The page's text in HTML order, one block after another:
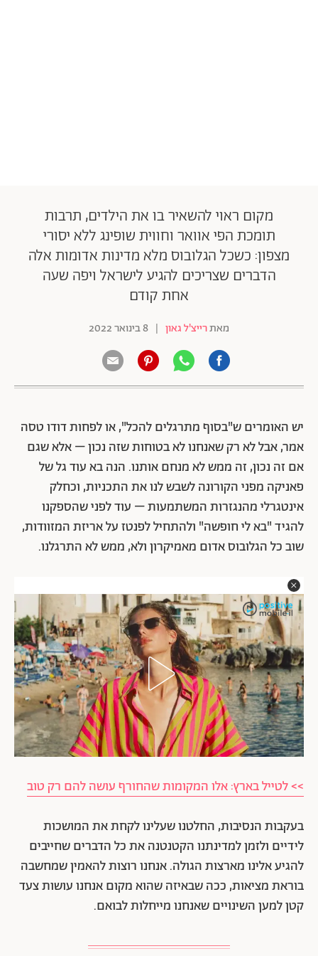
מקום ראוי להשאיר בו את הילדים, תרבות
תומכת הפי אוואר וחווית שופינג ללא יסורי
מצפון: כשכל הגלובוס מלא מדינות אדומות אלה
הדברים שצריכים להגיע לישראל ויפה שעה
אחת קודם
מאתרייצ'ל גאון | 8 בינואר 2022
יש האומרים ש"בסוף מתרגלים להכל", או לפחות דודו טסה
אמר, אבל לא רק שאנחנו לא בטוחות שזה נכון – אלא שגם
אם זה נכון, זה ממש לא מנחם אותנו. הנה בא עוד גל של
פאניקה מפני הקורונה לשבש לנו את התכניות, וכחלק
אינטגרלי מהנגזרות המשתמעות – עוד לפני שהספקנו
להגיד "בא לי חופשה" ולהתחיל לפנטז על אריזת המזוודות,
שוב כל הגלובוס אדום מאמיקרון ולא, ממש לא התרגלנו.
>> לטייל בארץ: אלו המקומות שהחורף עושה להם רק טוב
בעקבות הנסיבות, החלטנו שעלינו לקחת את המושכות
לידיים ולזמן למדינתנו הקטנטנה את כל הדברים שחייבים
להגיע אלינו מארצות הגולה. אנחנו רוצות להאמין שמחשבה
בוראת מציאות, ככה שבאיזה שהוא מקום אנחנו עושות צעד
קטן למען השינויים שאנחנו מייחלות לבואם.